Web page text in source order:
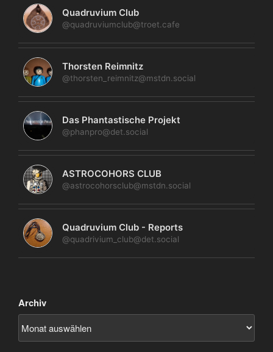
Quadruvium Club
@quadruviumclub@troet.cafe
Thorsten Reimnitz
@thorsten_reimnitz@mstdn.social
Das Phantastische Projekt
@phanpro@det.social
ASTROCOHORS CLUB
@astrocohorsclub@mstdn.social
Quadruvium Club - Reports
@quadrivium_club@det.social
Archiv